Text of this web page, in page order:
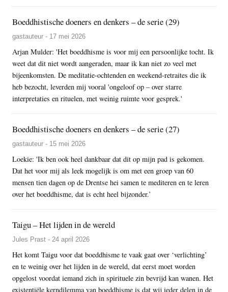
Boeddhistische doeners en denkers – de serie (29)
gastauteur - 17 mei 2026
Arjan Mulder: 'Het boeddhisme is voor mij een persoonlijke tocht. Ik
weet dat dit niet wordt aangeraden, maar ik kan niet zo veel met
bijeenkomsten. De meditatie-ochtenden en weekend-retraites die ik
heb bezocht, leverden mij vooral 'ongeloof op – over starre
interpretaties en rituelen, met weinig ruimte voor gesprek.'
Boeddhistische doeners en denkers – de serie (27)
gastauteur - 15 mei 2026
Loekie: 'Ik ben ook heel dankbaar dat dit op mijn pad is gekomen.
Dat het voor mij als leek mogelijk is om met een groep van 60
mensen tien dagen op de Drentse hei samen te mediteren en te leren
over het boeddhisme, dat is echt heel bijzonder.’
Taigu – Het lijden in de wereld
Jules Prast - 24 april 2026
Het komt Taigu voor dat boeddhisme te vaak gaat over ‘verlichting’
en te weinig over het lijden in de wereld, dat eerst moet worden
opgelost voordat iemand zich in spirituele zin bevrijd kan wanen. Het
existentiële kerndilemma van boeddhisme is dat wij ieder delen in de